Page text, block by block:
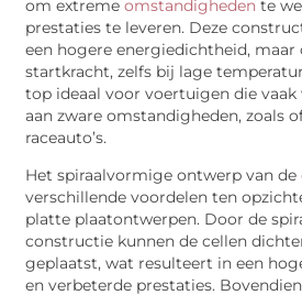
om extremeomstandigheden te
prestaties te leveren. Deze
een hogere energiedichtheid, maar
startkracht, zelfs bij lage
top ideaal voor voertuigen die
aan zware omstandigheden, zoals
raceauto’s.
Het spiraalvormige ontwerp van de
verschillende voordelen ten
platte plaatontwerpen. Door de
constructie kunnen de cellen
geplaatst, wat resulteert in een
en verbeterde prestaties.